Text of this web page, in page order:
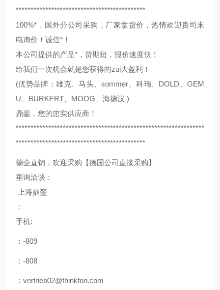
********************************************
100%*，国外分公司采购，厂家拿货价，热情欢迎贵司来
电询价！诚信*！
本公司提供的产品*，货期短，报价速度快！
给我们一次机会就是您获得的zui大盈利！
(优势品牌：雄克、马头、sommer、科瑞、DOLD、GEM
U、BURKERT、MOOG、海德汉 )
鼎銮，您的忠实供应商！
****************************************************************
********************************************
德企直销，欢迎采购【德国公司直接采购】
垂询洽谈：
上海鼎銮
：
手机:
：-809
：-808
：vertrieb02@thinkfon.com